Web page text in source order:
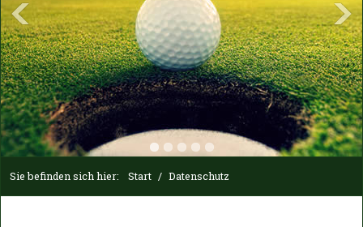
Sie befinden sich hier: Start / Datenschutz